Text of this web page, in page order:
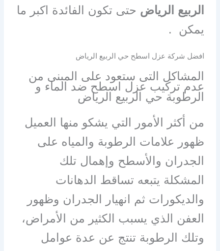
الربيع الرياض حتى تكون الفائدة اكبر ما
يمكن .
افضل شركة عزل اسطح حي الربيع الرياض
المشاكل التى ستعود على المبنى من
عدم تركيب عزل اسطح ضد الماء و
الرطوبة حي الربيع الرياض
من أكثر الأمور التي يشكو منها العميل
ظهور علامات الرطوبة والمياه على
الجدران والأسطح وإهمال تلك
المشكلة يتبعه تساقط الدهانات
والديكورات ثم انهيار الجدران وظهور
العفن الذي يسبب الكثير من الأمراض،
وتلك الرطوبة تنتج عن عدة عوامل